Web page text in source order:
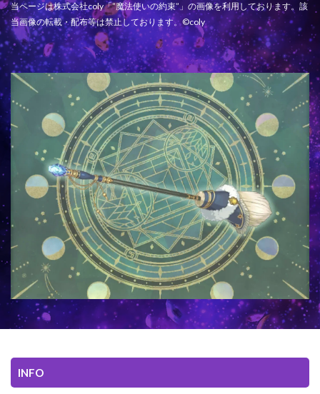
当ページは株式会社coly「”魔法使いの約束”」の画像を利用しております。該
当画像の転載・配布等は禁止しております。©coly
INFO